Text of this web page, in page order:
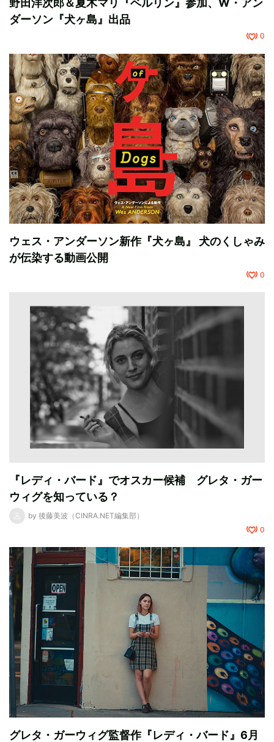
野田洋次郎＆夏木マリ『ベルリン』参加、W・アン
ダーソン『犬ヶ島』出品
0
ウェス・アンダーソン新作『犬ヶ島』 犬のくしゃみ
が伝染する動画公開
0
『レディ・バード』でオスカー候補 グレタ・ガー
ウィグを知っている？
by 後藤美波（CINRA.NET編集部）
0
グレタ・ガーウィグ監督作『レディ・バード』6月